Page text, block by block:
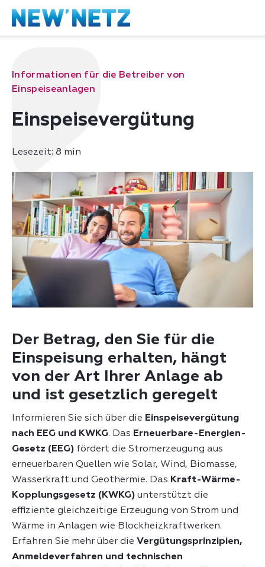
Informationen für die Betreiber von
Einspeiseanlagen
Einspeisevergütung
Lesezeit: 8 min
Der Betrag, den Sie für die
Einspeisung erhalten, hängt
von der Art Ihrer Anlage ab
und ist gesetzlich geregelt
Informieren Sie sich über die Einspeisevergütung
nach EEG und KWKG. Das Erneuerbare-Energien-
Gesetz (EEG) fördert die Stromerzeugung aus
erneuerbaren Quellen wie Solar, Wind, Biomasse,
Wasserkraft und Geothermie. Das Kraft-Wärme-
Kopplungsgesetz (KWKG) unterstützt die
effiziente gleichzeitige Erzeugung von Strom und
Wärme in Anlagen wie Blockheizkraftwerken.
Erfahren Sie mehr über die Vergütungsprinzipien,
Anmeldeverfahren und technischen